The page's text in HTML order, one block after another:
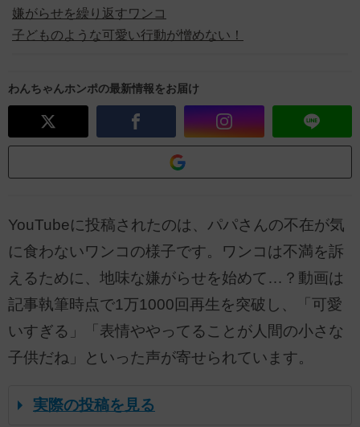
嫌がらせを繰り返すワンコ
子どものような可愛い行動が憎めない！
わんちゃんホンポの最新情報をお届け
YouTubeに投稿されたのは、パパさんの不在が気
に食わないワンコの様子です。ワンコは不満を訴
えるために、地味な嫌がらせを始めて…？動画は
記事執筆時点で1万1000回再生を突破し、「可愛
いすぎる」「表情ややってることが人間の小さな
子供だね」といった声が寄せられています。
実際の投稿を見る